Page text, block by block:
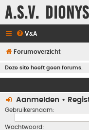
A.S.V.
V&A
Forumoverzicht
Deze site heeft geen forums.
Aanmelden •
Gebruikersnaam:
Wachtwoord: